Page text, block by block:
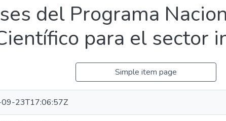
del Programa
para el sector
Simple item page
23T17:06:57Z